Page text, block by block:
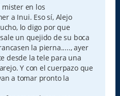
mister en los
a Inui. Eso sí, Alejo
lo digo por que
un quejido de su boca
la pierna....., ayer
desde la tele para una
Y con el cuerpazo que
a tomar pronto la